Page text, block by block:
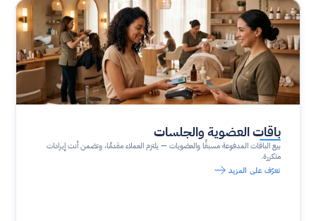
باقات العضوية والجلسات
متكررة.
تعرّف على المزيد